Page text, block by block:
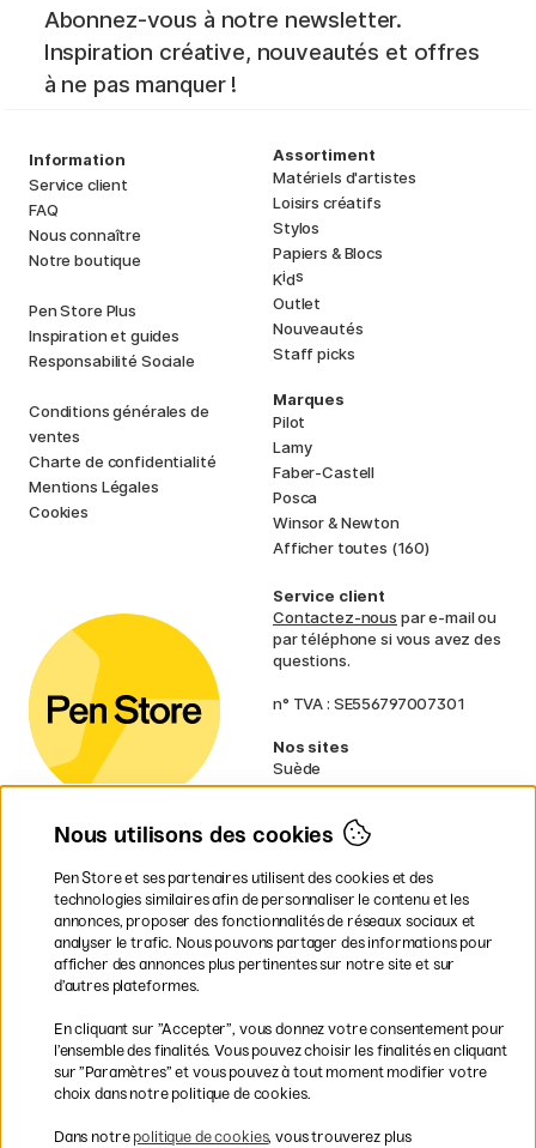
Abonnez-vous à notre newsletter.
Inspiration créative, nouveautés et offres
à ne pas manquer !
Information
Service client
FAQ
Nous connaître
Notre boutique
Pen Store Plus
Inspiration et guides
Responsabilité Sociale
Conditions générales de
ventes
Charte de confidentialité
Mentions Légales
Cookies
Assortiment
Matériels d'artistes
Loisirs créatifs
Stylos
Papiers & Blocs
Kids
Outlet
Nouveautés
Staff picks
Marques
Pilot
Lamy
Faber-Castell
Posca
Winsor & Newton
Afficher toutes (160)
Service client
Contactez-nous par e-mail ou
par téléphone si vous avez des
questions.
n° TVA : SE556797007301
Nos sites
Suède
Norvège
Finlande
Irlande
Pays-Bas
Royaume-Uni
UE
volumineux.
Les modes de paiement
Nous utilisons des cookies
Pen Store et ses partenaires utilisent des cookies et des
technologies similaires afin de personnaliser le contenu et les
annonces, proposer des fonctionnalités de réseaux sociaux et
analyser le trafic. Nous pouvons partager des informations pour
afficher des annonces plus pertinentes sur notre site et sur
d’autres plateformes.
En cliquant sur ”Accepter”, vous donnez votre consentement pour
l’ensemble des finalités. Vous pouvez choisir les finalités en cliquant
sur ”Paramètres” et vous pouvez à tout moment modifier votre
choix dans notre politique de cookies.
Dans notre politique de cookies, vous trouverez plus